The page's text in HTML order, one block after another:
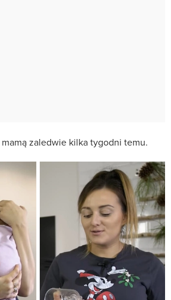
mamą zaledwie kilka tygodni temu.